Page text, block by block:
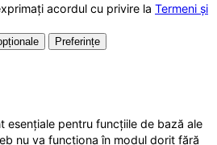
acordul cu privire la Termeni și
Preferințe
esențiale pentru funcțiile de bază ale
nu va funcționa în modul dorit fără